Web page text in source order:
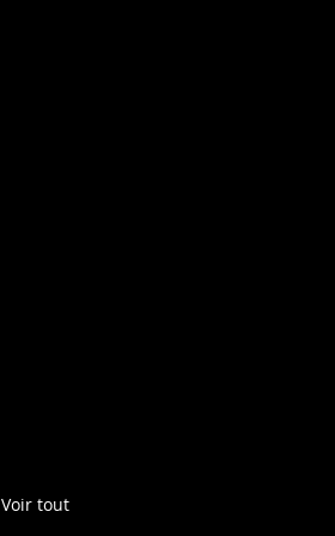
Voir tout